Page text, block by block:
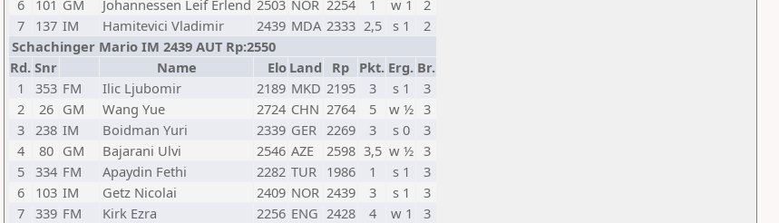
6
101 GM Johannessen Leif Erlend 2503 NOR 2254 1 w 1
2
7
137 IM Hamitevici Vladimir 2439 MDA 2333 2,5 s 1
2
Schachinger Mario IM 2439 AUT Rp:2550
Rd. Snr Name Elo Land Rp Pkt. Erg. Br.
1
353 FM Ilic Ljubomir 2189 MKD 2195 3 s 1
3
2
26 GM Wang Yue 2724 CHN 2764 5 w ½ 3
3 238 IM Boidman Yuri 2339 GER 2269 3 s 0
3
4
80 GM Bajarani Ulvi 2546 AZE 2598 3,5 w ½ 3
5 334 FM Apaydin Fethi 2282 TUR 1986 1 s 1
3
6
103 IM Getz Nicolai 2409 NOR 2439 3 s 1
3
7 339 FM Kirk Ezra 2256 ENG 2428 4 w 1
3